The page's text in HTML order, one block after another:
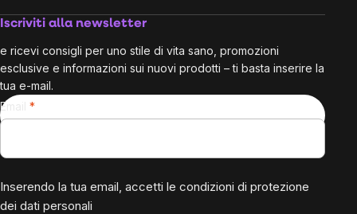
Iscriviti alla newsletter
e ricevi consigli per uno stile di vita sano, promozioni
esclusive e informazioni sui nuovi prodotti – ti basta inserire la
tua e-mail.
Email
Inserendo la tua email, accetti le condizioni di protezione
dei dati personali